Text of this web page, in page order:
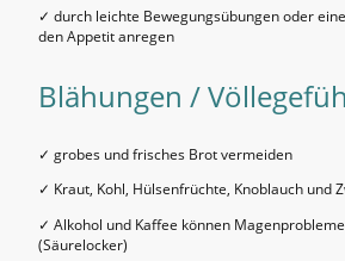
✓ durch leichte Bewegungsübungen oder
den Appetit anregen
Blähungen /
✓ grobes und frisches Brot vermeiden
✓ Kraut, Kohl, Hülsenfrüchte, Knoblauch und
✓ Alkohol und Kaffee können
(Säurelocker)